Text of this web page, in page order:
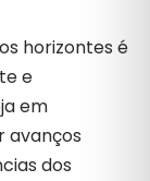
horizontes é
e
em
avanços
dos